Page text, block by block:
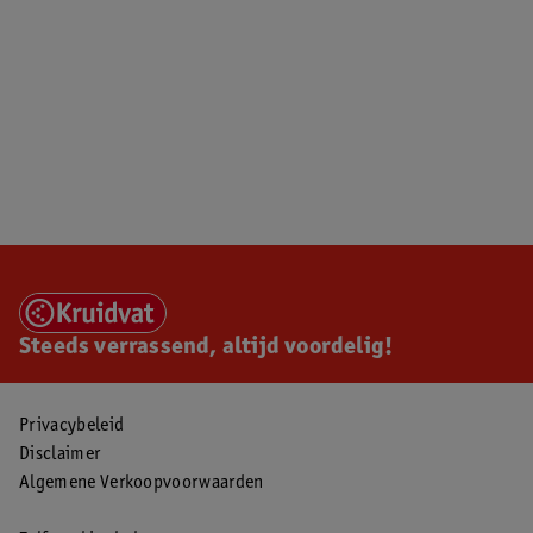
Steeds verrassend, altijd voordelig!
Privacybeleid
Disclaimer
Algemene Verkoopvoorwaarden